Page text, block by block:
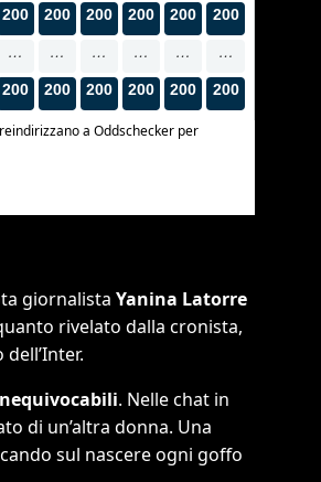
giornalista Yanina Latorre
rivelato dalla cronista,
. Nelle chat in
di un’altra donna. Una
sul nascere ogni goffo